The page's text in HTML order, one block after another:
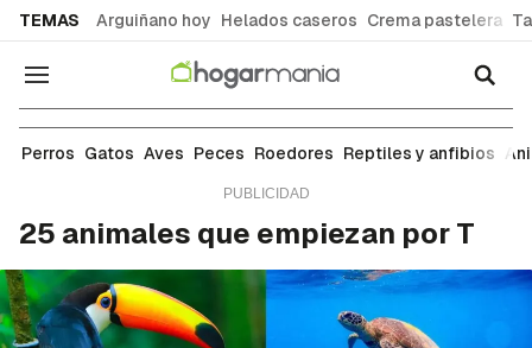
TEMAS Arguiñano hoy Helados caseros Crema pastelera
Navegación
Animales salvajes
Perros Gatos Aves Peces Roedores Reptiles y anfibios
25 animales que empiezan por T